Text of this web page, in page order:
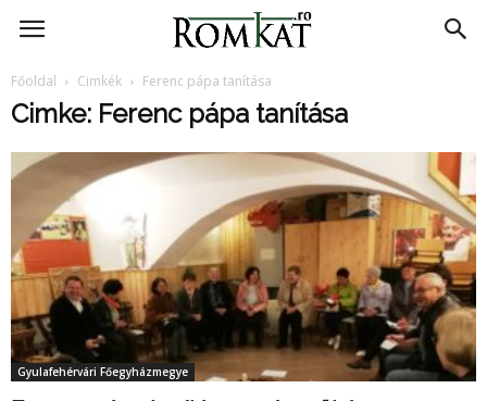
RomKat.ro
Főoldal Cimkék Ferenc pápa tanítása
Cimke: Ferenc pápa tanítása
Gyulafehérvári Főegyházmegye